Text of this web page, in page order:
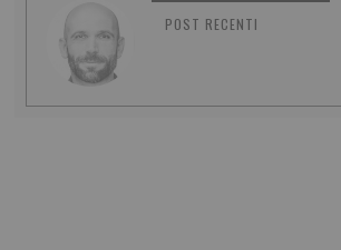
POST RECENTI